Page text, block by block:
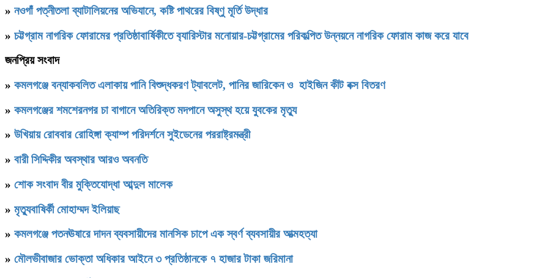
» নওগাঁ পত্নীতলা ব্যাটালিয়নের অভিযানে, কষ্টি পাথরের বিষ্ণু মূর্তি উদ্ধার
» চট্টগ্রাম নাগরিক ফোরামের প্রতিষ্ঠাবার্ষিকীতে ব‍্যারিস্টার মনোয়ার-চট্টগ্রামের পরিকল্পিত উন্নয়নে নাগরিক ফোরাম কাজ করে যাবে
জনপ্রিয় সংবাদ
» কমলগঞ্জে বন্যাকবলিত এলাকায় পানি বিশুদ্ধকরণ ট্যাবলেট, পানির জারিকেন ও হাইজিন কীট বক্স বিতরণ
» কমলগঞ্জের শমশেরনগর চা বাগানে অতিরিক্ত মদপানে অসুস্থ হয়ে যুবকের মৃত্যু
» উখিয়ায় রোববার রোহিঙ্গা ক্যাম্প পরিদর্শনে সুইডেনের পররাষ্ট্রমন্ত্রী
» বারী সিদ্দিকীর অবস্থার আরও অবনতি
» শোক সংবাদ বীর মুক্তিযোদ্ধা আব্দুল মালেক
» মৃত্যুবাষির্কী মোহাম্মদ ইলিয়াছ
» কমলগঞ্জে পতনঊষারে দাদন ব্যবসায়ীদের মানসিক চাপে এক স্বর্ণ ব্যবসায়ীর আত্মহত্যা
» মৌলভীবাজার ভোক্তা অধিকার আইনে ৩ প্রতিষ্ঠানকে ৭ হাজার টাকা জরিমানা